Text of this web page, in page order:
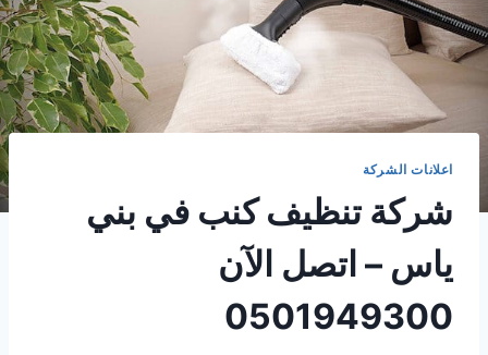
اعلانات الشركة
شركة تنظيف كنب في بني
ياس – اتصل الآن
0501949300